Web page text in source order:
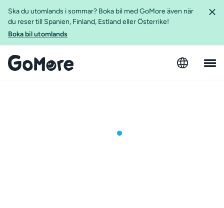
Ska du utomlands i sommar? Boka bil med GoMore även när
du reser till Spanien, Finland, Estland eller Österrike!
Boka bil utomlands